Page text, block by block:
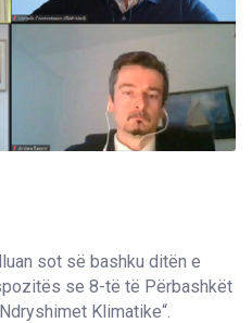
sot së bashku ditën e
se 8-të të Përbashkët
Klimatike“.